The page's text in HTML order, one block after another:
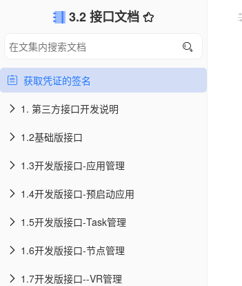
3.2 接口文档
获取凭证的签名
1. 第三方接口开发说明
1.2基础版接口
1.3开发版接口-应用管理
1.4开发版接口-预启动应用
1.5开发版接口-Task管理
1.6开发版接口-节点管理
1.7开发版接口--VR管理